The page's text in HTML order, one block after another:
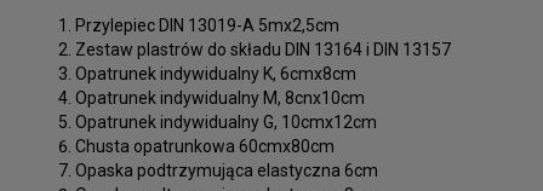
Przylepiec DIN 13019-A 5mx2,5cm
Zestaw plastrów do składu DIN 13164 i DIN 13157
Opatrunek indywidualny K, 6cmx8cm
Opatrunek indywidualny M, 8cnx10cm
Opatrunek indywidualny G, 10cmx12cm
Chusta opatrunkowa 60cmx80cm
Opaska podtrzymująca elastyczna 6cm